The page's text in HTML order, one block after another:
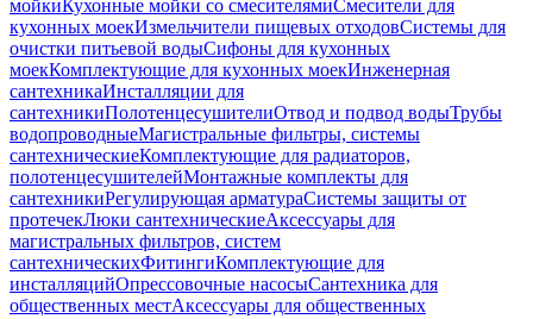
мойкиКухонные мойки со смесителямиСмесители для
кухонных моекИзмельчители пищевых отходовСистемы для
очистки питьевой водыСифоны для кухонных
моекКомплектующие для кухонных моекИнженерная
сантехникаИнсталляции для
сантехникиПолотенцесушителиОтвод и подвод водыТрубы
водопроводныеМагистральные фильтры, системы
сантехническиеКомплектующие для радиаторов,
полотенцесушителейМонтажные комплекты для
сантехникиРегулирующая арматураСистемы защиты от
протечекЛюки сантехническиеАксессуары для
магистральных фильтров, систем
сантехническихФитингиКомплектующие для
инсталляцийОпрессовочные насосыСантехника для
общественных местАксессуары для общественных